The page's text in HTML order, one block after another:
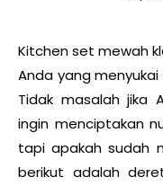
Kitchen set mewah
Anda yang
Tidak masalah jika
ingin menciptakan
tapi apakah sudah
berikut adalah